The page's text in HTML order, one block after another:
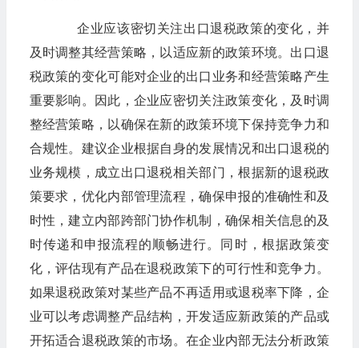
企业应该密切关注出口退税政策的变化，并
及时调整其经营策略，以适应新的政策环境。出口退
税政策的变化可能对企业的出口业务和经营策略产生
重要影响。因此，企业应密切关注政策变化，及时调
整经营策略，以确保在新的政策环境下保持竞争力和
合规性。建议企业根据自身的发展情况和出口退税的
业务规模，成立出口退税相关部门，根据新的退税政
策要求，优化内部管理流程，确保申报的准确性和及
时性，建立内部跨部门协作机制，确保相关信息的及
时传递和申报流程的顺畅进行。同时，根据政策变
化，评估现有产品在退税政策下的可行性和竞争力。
如果退税政策对某些产品不再适用或退税率下降，企
业可以考虑调整产品结构，开发适应新政策的产品或
开拓适合退税政策的市场。在企业内部无法分析政策